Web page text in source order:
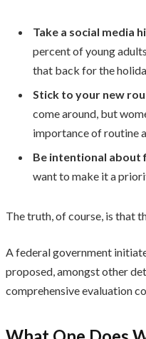
Take a social media
percent of young
that back for the
Stick to your new
come around, but
importance of routine
Be intentional about
want to make it a
The truth, of course, is that
A federal government
proposed, amongst other
comprehensive evaluation